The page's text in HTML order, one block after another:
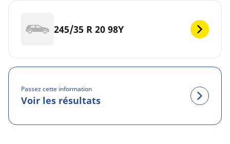
245/35 R 20 98Y
Passez cette information
Voir les résultats